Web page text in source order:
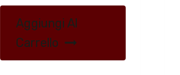
Aggiungi Al
Carrello